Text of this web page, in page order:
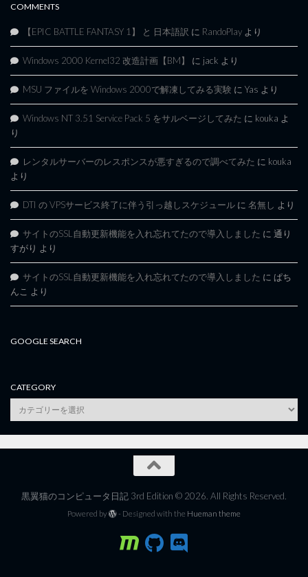
COMMENTS
【EPIC BATTLE FANTASY 1】 と 日本語訳 に RandoPlay より
Windows 2000 Kernel32 改造計画【BM】 に jack より
MSU ファイルを Windows 2000で解凍してみる実験 に Yas より
Windows NT 3.51 Service Pack 5 をサルベージしてみた に kouka よ
り
レンタルサーバーのレスポンスが悪すぎるので調べてみた に kouka
より
DTI の VPSサービス終了に伴う引っ越しスケジュール に 名無し より
サイトのSSL自動更新機能を入れ忘れてたので導入しました に 通り
すがり より
サイトのSSL自動更新機能を入れ忘れてたので導入しました に ぱち
んこ より
GOOGLE SEARCH
CATEGORY
category
黒翼猫のコンピュータ日記 3rd Edition © 2026. All Rights Reserved.
Powered by - Designed with the Hueman theme